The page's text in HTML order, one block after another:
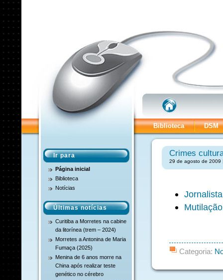
Biblioteca DSM
Ir para
Página inicial
Biblioteca
Notícias
Últimas notícias
Curitiba a Morretes na cabine
da litorínea (trem – 2024)
Morretes a Antonina de Maria
Fumaça (2025)
Menina de 6 anos morre na
China após realizar teste
genético no cérebro
Crimes
29 de agosto de 2009
Categoria: